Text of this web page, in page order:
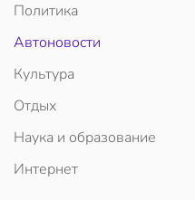
Политика
Автоновости
Культура
Отдых
Наука и образование
Интернет